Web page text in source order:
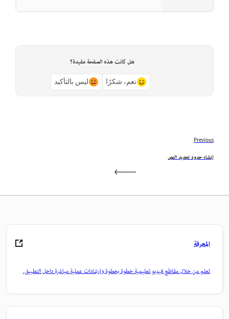
هل كانت هذه الصفحة مفيدة؟
نعم، شكرًا ليس بالتأكيد
Previous
إنشاء حدود تحديد النص
المعرفة
تعلم من خلال مقاطع فيديو تعليمية خطوة بخطوة وإرشادات عملية مباشرة داخل التطبيق.